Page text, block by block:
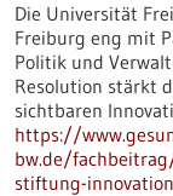
Die Universität
Freiburg eng mit
Politik und
Resolution stärkt
sichtbaren
https://
bw.de/
stiftung-